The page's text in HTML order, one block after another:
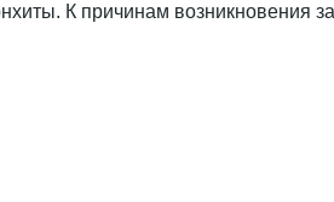
К причинам возникновения